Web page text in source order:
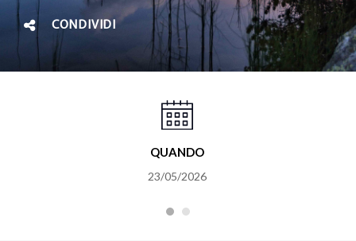
CONDIVIDI
QUANDO
23/05/2026